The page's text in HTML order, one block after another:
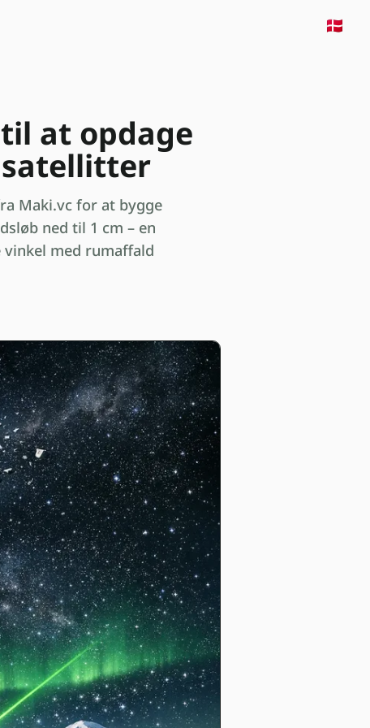
🇩🇰
at opdage
Maki.vc for at bygge
ned til 1 cm – en
med rumaffald